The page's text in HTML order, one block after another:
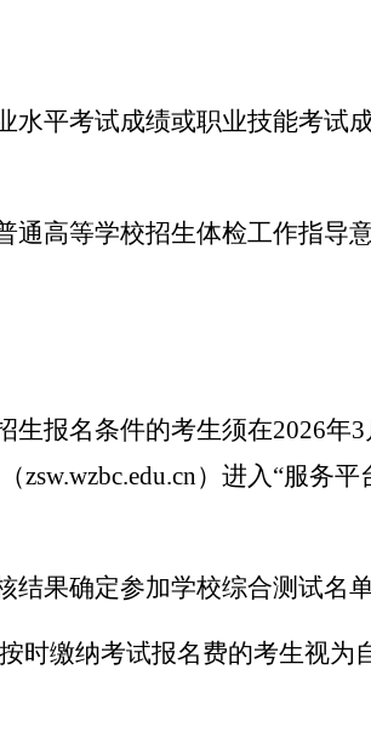
平考试成绩或职业技能考试
高等学校招生体检工作指导意
报名条件的考生须在2026年3
） 进入“服务平
果确定参加学校综合测试名单
时缴纳考试报名费的考生视为